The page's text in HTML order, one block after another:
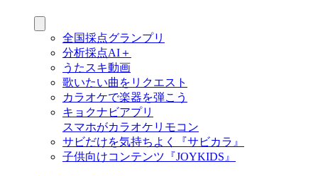
全国採点グランプリ
分析採点AI＋
うたスキ動画
歌いたい曲をリクエスト
カラオケで楽器を弾こう
キョクナビアプリ
スマホがカラオケリモコン
サビだけを気持ちよく『サビカラ』
子供向けコンテンツ『JOYKIDS』